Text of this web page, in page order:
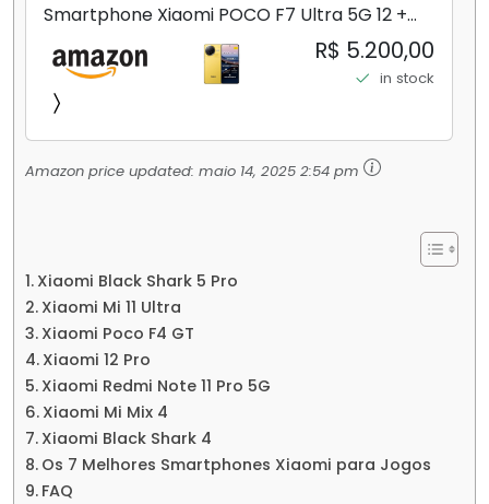
Smartphone Xiaomi POCO F7 Ultra 5G 12 +
256GB/16+512GB Processador Snapdragon 8
Elite Top de Linha Chip VisionBoost D7 para
Jogos Pesados Tela Flow AMOLED 2K...
R$ 5.200,00
in stock
Amazon price updated: maio 14, 2025 2:54 pm
Xiaomi Black Shark 5 Pro
Xiaomi Mi 11 Ultra
Xiaomi Poco F4 GT
Xiaomi 12 Pro
Xiaomi Redmi Note 11 Pro 5G
Xiaomi Mi Mix 4
Xiaomi Black Shark 4
Os 7 Melhores Smartphones Xiaomi para Jogos
FAQ